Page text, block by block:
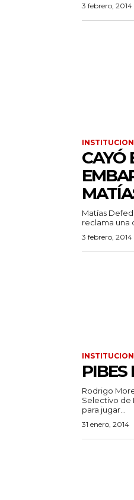
3 febrero, 2014
CAYÓ
Matías
reclama una
3 febrero, 2014
PIBES
Rodrigo
Selectivo de
para jugar...
31 enero, 2014